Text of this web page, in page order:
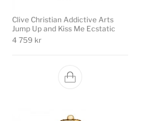
Clive Christian Addictive Arts
Jump Up and Kiss Me Ecstatic
4 759 kr